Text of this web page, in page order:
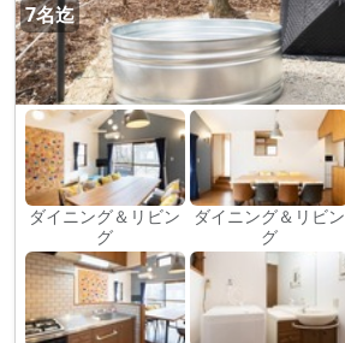
7名迄
ダイニング＆リビン
グ
ダイニング＆リビン
グ